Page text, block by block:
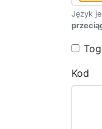
Język
Kod